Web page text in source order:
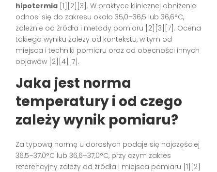
hipotermia [1][2][3]. W praktyce klinicznej obniżenie
odnosi się do zakresu około 35,0–36,5 lub 36,6°C,
zależnie od źródła i metody pomiaru [2][3][7]. Ocena
takiego wyniku zależy od kontekstu, w tym od
miejsca i techniki pomiaru oraz od obecności innych
objawów [2][4][7].
Jaka jest norma
temperatury i od czego
zależy wynik pomiaru?
Za typową normę u dorosłych podaje się najczęściej
36,5–37,0°C lub 36,6–37,0°C, przy czym zakres
referencyjny zależy od źródła i miejsca pomiaru [1][2]